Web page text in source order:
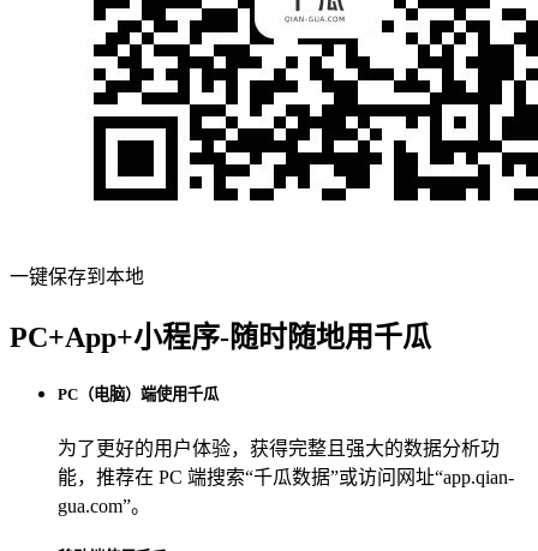
一键保存到本地
PC+App+小程序-随时随地用千瓜
PC（电脑）端使用千瓜
为了更好的用户体验，获得完整且强大的数据分析功
能，推荐在 PC 端搜索“千瓜数据”或访问网址“app.qian-
gua.com”。